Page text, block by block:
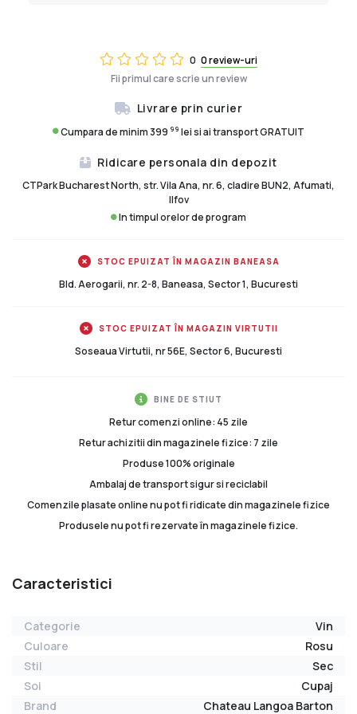
0 0 review-uri
Fii primul care scrie un review
Livrare prin curier
Cumpara de minim 399 99 lei si ai transport GRATUIT
Ridicare personala din depozit
CTPark Bucharest North, str. Vila Ana, nr. 6, cladire BUN2, Afumati,
Ilfov
In timpul orelor de program
STOC EPUIZAT ÎN MAGAZIN BANEASA
Bld. Aerogarii, nr. 2-8, Baneasa, Sector 1, Bucuresti
STOC EPUIZAT ÎN MAGAZIN VIRTUTII
Soseaua Virtutii, nr 56E, Sector 6, Bucuresti
BINE DE STIUT
Retur comenzi online: 45 zile
Retur achizitii din magazinele fizice: 7 zile
Produse 100% originale
Ambalaj de transport sigur si reciclabil
Comenzile plasate online nu pot fi ridicate din magazinele fizice
Produsele nu pot fi rezervate în magazinele fizice.
Caracteristici
Categorie
Vin
Culoare
Rosu
Stil
Sec
Soi
Cupaj
Brand
Chateau Langoa Barton